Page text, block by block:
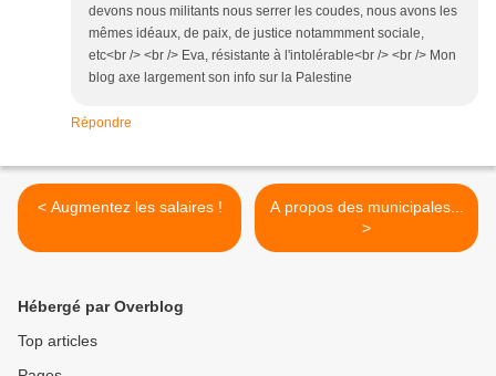
devons nous militants nous serrer les coudes, nous avons les
mêmes idéaux, de paix, de justice notammment sociale,
etc<br /> <br /> Eva, résistante à l'intolérable<br /> <br /> Mon
blog axe largement son info sur la Palestine
Répondre
< Augmentez les salaires !
A propos des municipales...
>
Hébergé par Overblog
Top articles